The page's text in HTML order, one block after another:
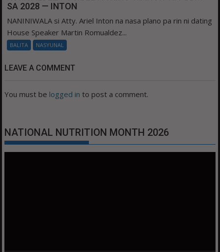
SA 2028 — INTON
NANINIWALA si Atty. Ariel Inton na nasa plano pa rin ni dating
House Speaker Martin Romualdez...
BALITA NASYUNAL
LEAVE A COMMENT
You must be logged in to post a comment.
NATIONAL NUTRITION MONTH 2026